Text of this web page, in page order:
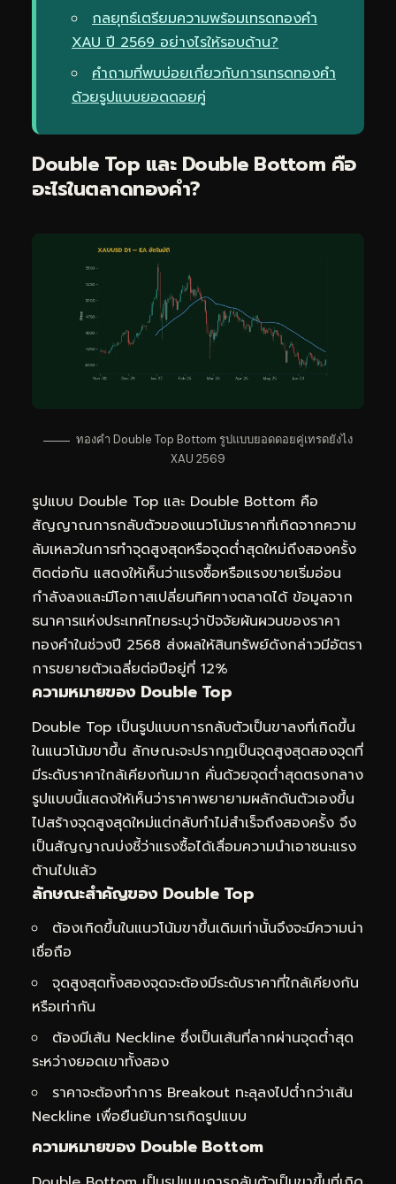
กลยุทธ์เตรียมความพร้อมเทรดทองคำ
XAU ปี 2569 อย่างไรให้รอบด้าน?
คำถามที่พบบ่อยเกี่ยวกับการเทรดทองคำ
ด้วยรูปแบบยอดดอยคู่
Double Top และ Double Bottom คือ
อะไรในตลาดทองคำ?
ทองคำ Double Top Bottom รูปแบบยอดดอยคู่เทรดยังไง
XAU 2569
รูปแบบ Double Top และ Double Bottom คือ
สัญญาณการกลับตัวของแนวโน้มราคาที่เกิดจากความ
ล้มเหลวในการทำจุดสูงสุดหรือจุดต่ำสุดใหม่ถึงสองครั้ง
ติดต่อกัน แสดงให้เห็นว่าแรงซื้อหรือแรงขายเริ่มอ่อน
กำลังลงและมีโอกาสเปลี่ยนทิศทางตลาดได้ ข้อมูลจาก
ธนาคารแห่งประเทศไทยระบุว่าปัจจัยผันผวนของราคา
ทองคำในช่วงปี 2568 ส่งผลให้สินทรัพย์ดังกล่าวมีอัตรา
การขยายตัวเฉลี่ยต่อปีอยู่ที่ 12%
ความหมายของ Double Top
Double Top เป็นรูปแบบการกลับตัวเป็นขาลงที่เกิดขึ้น
ในแนวโน้มขาขึ้น ลักษณะจะปรากฏเป็นจุดสูงสุดสองจุดที่
มีระดับราคาใกล้เคียงกันมาก คั่นด้วยจุดต่ำสุดตรงกลาง
รูปแบบนี้แสดงให้เห็นว่าราคาพยายามผลักดันตัวเองขึ้น
ไปสร้างจุดสูงสุดใหม่แต่กลับทำไม่สำเร็จถึงสองครั้ง จึง
เป็นสัญญาณบ่งชี้ว่าแรงซื้อได้เสื่อมความนำเอาชนะแรง
ต้านไปแล้ว
ลักษณะสำคัญของ Double Top
ต้องเกิดขึ้นในแนวโน้มขาขึ้นเดิมเท่านั้นจึงจะมีความน่า
เชื่อถือ
จุดสูงสุดทั้งสองจุดจะต้องมีระดับราคาที่ใกล้เคียงกัน
หรือเท่ากัน
ต้องมีเส้น Neckline ซึ่งเป็นเส้นที่ลากผ่านจุดต่ำสุด
ระหว่างยอดเขาทั้งสอง
ราคาจะต้องทำการ Breakout ทะลุลงไปต่ำกว่าเส้น
Neckline เพื่อยืนยันการเกิดรูปแบบ
ความหมายของ Double Bottom